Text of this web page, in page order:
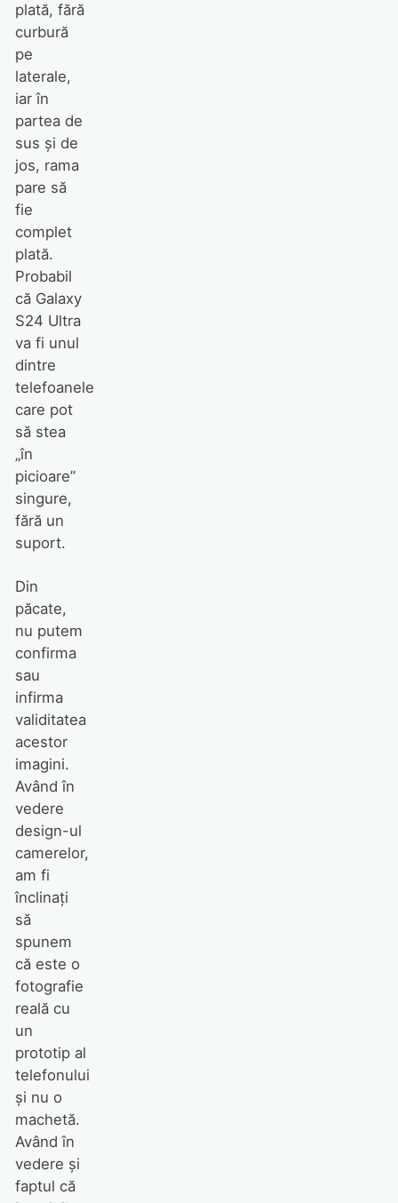
plată, fără
curbură
pe
laterale,
iar în
partea de
sus și de
jos, rama
pare să
fie
complet
plată.
Probabil
că Galaxy
S24 Ultra
va fi unul
dintre
telefoanele
care pot
să stea
„în
picioare”
singure,
fără un
suport.
Din
păcate,
nu putem
confirma
sau
infirma
validitatea
acestor
imagini.
Având în
vedere
design-ul
camerelor,
am fi
înclinați
să
spunem
că este o
fotografie
reală cu
un
prototip al
telefonului
și nu o
machetă.
Având în
vedere și
faptul că